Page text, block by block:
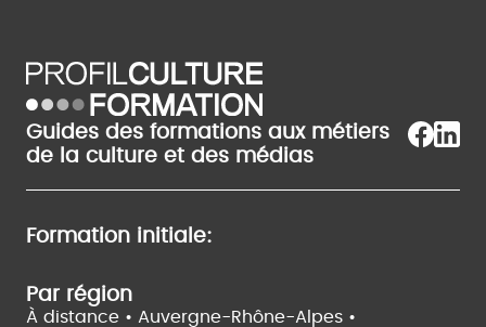
Guides des formations aux métiers
de la culture et des médias
Formation initiale:
Par région
À distance • Auvergne-Rhône-Alpes •